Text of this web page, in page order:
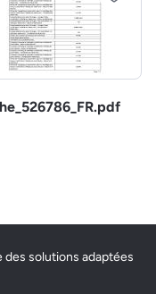
suivante
des solutions adaptées